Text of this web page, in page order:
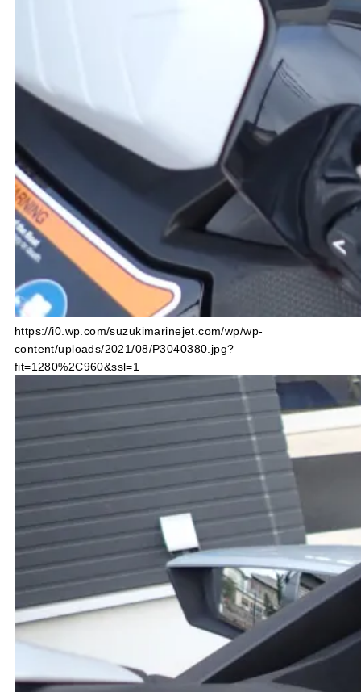
https://i0.wp.com/suzukimarinejet.com/wp/wp-
content/uploads/2021/08/P3040380.jpg?
fit=1280%2C960&ssl=1